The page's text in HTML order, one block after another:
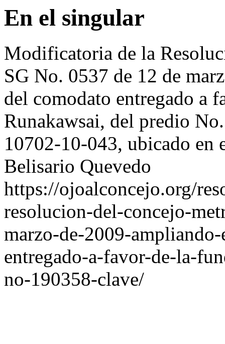
En el singular
Modificatoria de la
SG No. 0537 de 12 de
del comodato entregado a
Runakawsai, del predio
10702-10-043, ubicado en
Belisario Quevedo
https://ojoalconcejo.org/
resolucion-del-concejo-
marzo-de-2009-
entregado-a-favor-de-la-
no-190358-clave/